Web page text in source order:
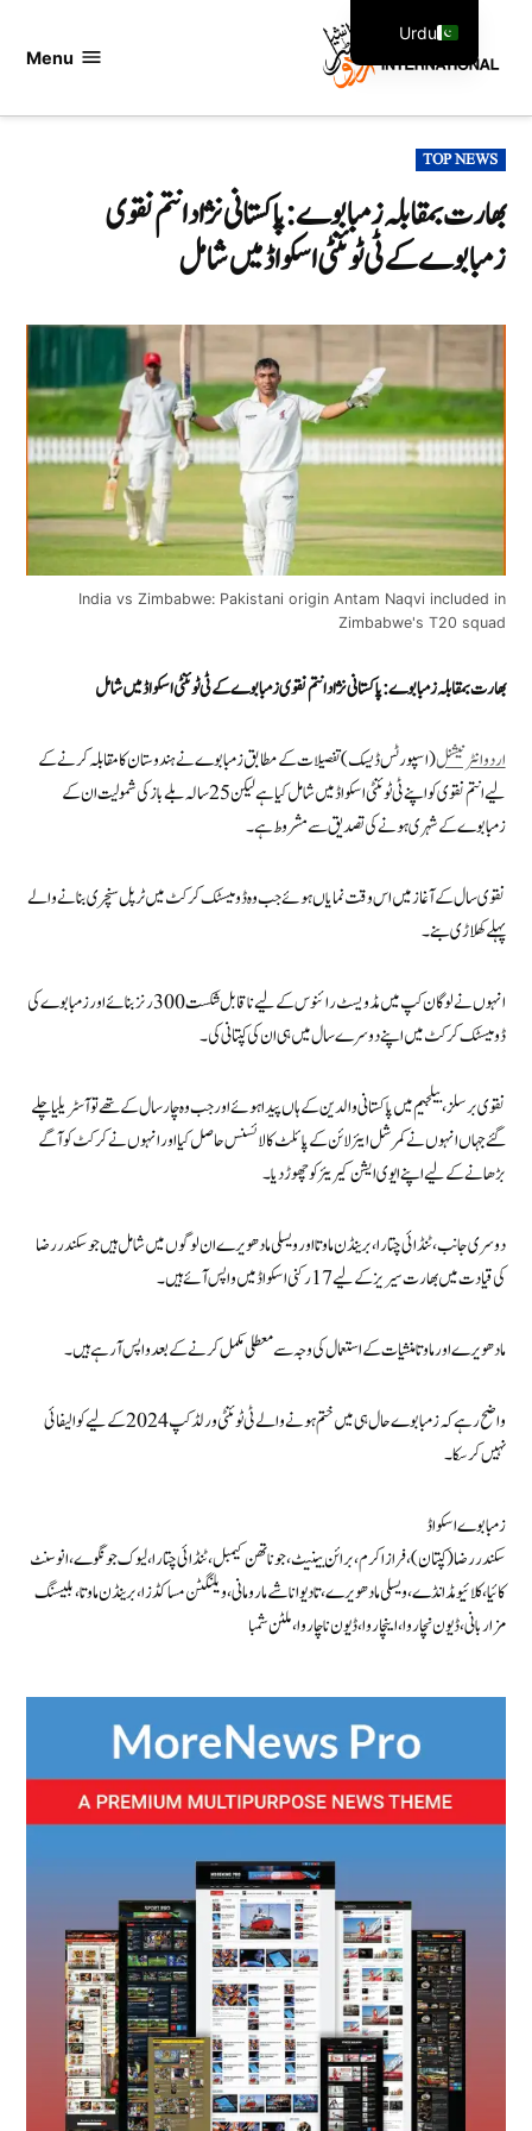
Menu
POSTED
IN
TOP NEWS
بھارت بمقابلہ زمبابوے: پاکستانی نژاد انتم نقوی
زمبابوے کے ٹی ٹوئنٹی اسکواڈ میں شامل
India vs Zimbabwe: Pakistani origin Antam Naqvi included in
Zimbabwe's T20 squad
بھارت بمقابلہ زمبابوے: پاکستانی نژاد انتم نقوی زمبابوے کے ٹی ٹوئنٹی اسکواڈ میں شامل
اردو انٹرنیشنل(اسپورٹس ڈیسک) تفصیلات کے مطابق زمبابوے نے ہندوستان کا مقابلہ کرنے کے
لیے انتم نقوی کو اپنے ٹی ٹوئنٹی اسکواڈ میں شامل کیا ہے لیکن 25 سالہ بلے باز کی شمولیت ان کے
زمبابوے کے شہری ہونے کی تصدیق سے مشروط ہے۔
نقوی سال کے آغاز میں اس وقت نمایاں ہوئے جب وہ ڈومیسٹک کرکٹ میں ٹرپل سنچری بنانے والے
پہلے کھلاڑی بنے۔
انہوں نے لوگان کپ میں مڈ ویسٹ رائنوس کے لیے ناقابل شکست 300 رنز بنائے اور زمبابوے کی
ڈومیسٹک کرکٹ میں اپنے دوسرے سال میں ہی ان کی کپتانی کی۔
نقوی برسلز، بیلجیم میں پاکستانی والدین کے ہاں پیدا ہوئے اور جب وہ چار سال کے تھے تو آسٹریلیا چلے
گئے جہاں انہوں نے کمرشل ایئر لائن کے پائلٹ کا لائسنس حاصل کیا اور انہوں نے کرکٹ کو آگے
بڑھانے کے لیے اپنے ایوی ایشن کیریئر کو چھوڑ دیا۔
دوسری جانب، ٹنڈائی چتارا، برینڈن ماوتا اور ویسلی مادھویرے ان لوگوں میں شامل ہیں جو سکندر رضا
کی قیادت میں بھارت سیریز کے لیے 17 رکنی اسکواڈ میں واپس آئے ہیں۔
مادھویرے اور ماوتا منشیات کے استعمال کی وجہ سے معطلی مکمل کرنے کے بعد واپس آ رہے ہیں۔
واضح رہے کہ زمبابوے حال ہی میں ختم ہونے والے ٹی ٹوئنٹی ورلڈ کپ 2024 کے لیے کوالیفائی
نہیں کرسکا۔
زمبابوے اسکواڈ
سکندر رضا (کپتان)، فراز اکرم، برائن بینیٹ، جوناتھن کیمبل، ٹنڈائی چتارا، لیوک جونگوے، انوسنٹ
کائیا، کلائیو مڈانڈے، ویسلی مادھویرے، تادیواناشے مارومانی، ویلنگٹن مساکڈزا، برینڈن ماوتا، بلیسنگ
مزاربانی، ڈیون نچاروا، اینچاروا، ڈیون ناچاروا ، ملٹن شمبا
Urdu
English